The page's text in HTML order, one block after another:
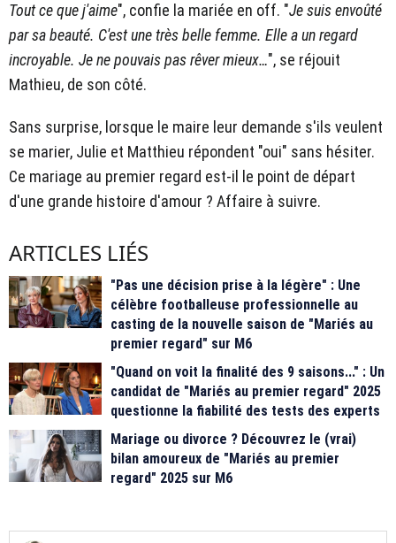
Tout ce que j'aime", confie la mariée en off. "Je suis envoûté
par sa beauté. C'est une très belle femme. Elle a un regard
incroyable. Je ne pouvais pas rêver mieux…", se réjouit
Mathieu, de son côté.
Sans surprise, lorsque le maire leur demande s'ils veulent
se marier, Julie et Matthieu répondent "oui" sans hésiter.
Ce mariage au premier regard est-il le point de départ
d'une grande histoire d'amour ? Affaire à suivre.
ARTICLES LIÉS
"Pas une décision prise à la légère" : Une
célèbre footballeuse professionnelle au
casting de la nouvelle saison de "Mariés au
premier regard" sur M6
"Quand on voit la finalité des 9 saisons..." : Un
candidat de "Mariés au premier regard" 2025
questionne la fiabilité des tests des experts
Mariage ou divorce ? Découvrez le (vrai)
bilan amoureux de "Mariés au premier
regard" 2025 sur M6